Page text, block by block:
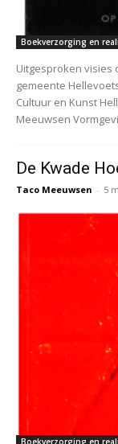
Boekverzorging en
Uitgesproken visies
gemeente
Cultuur en Kunst
Meeuwsen
De Kwade
Taco Meeuwsen - 5
Boekverzorging en